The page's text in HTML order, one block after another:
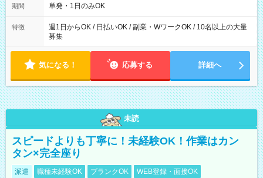
期間 単発・1日のみOK
特徴
週1日からOK / 日払いOK / 副業・WワークOK / 10名以上の大量
募集
気になる！ 応募する 詳細へ
未読
スピードよりも丁寧に！未経験OK！作業はカン
タン×完全座り
派遣 職種未経験OK ブランクOK WEB登録・面接OK